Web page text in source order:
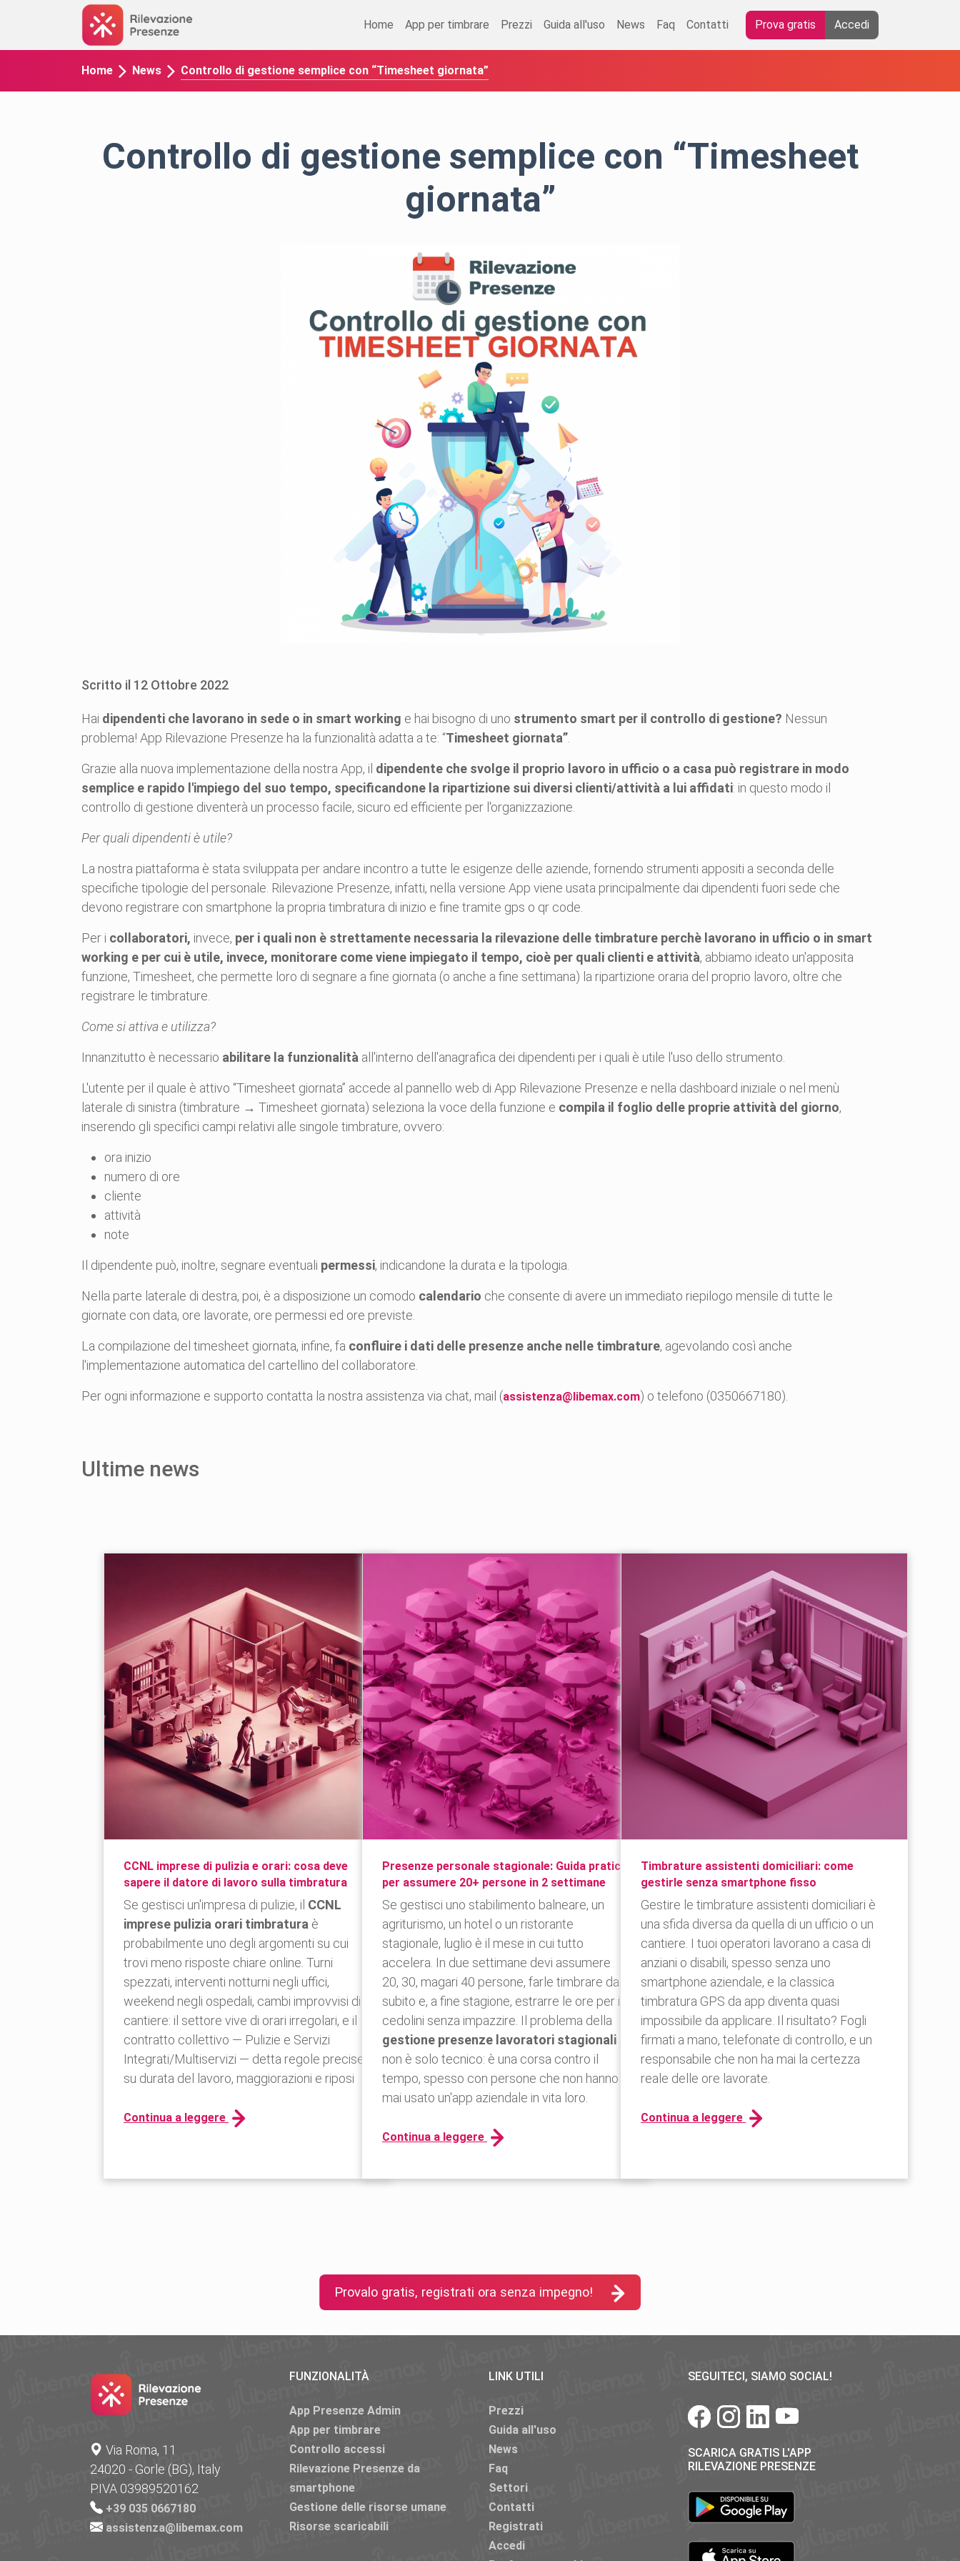
Home App per timbrare Prezzi Guida all'uso News Faq Contatti Prova gratis Accedi
Home News Controllo di gestione semplice con “Timesheet giornata”
Controllo di gestione semplice con “Timesheet
giornata”
Scritto il 12 Ottobre 2022
Hai dipendenti che lavorano in sede o in smart working e hai bisogno di uno strumento smart per il controllo di gestione? Nessun
problema! App Rilevazione Presenze ha la funzionalità adatta a te: “Timesheet giornata”
Grazie alla nuova implementazione della nostra App, il dipendente che svolge il proprio lavoro in ufficio o a casa può registrare in modo
semplice e rapido l'impiego del suo tempo, specificandone la ripartizione sui diversi clienti/attività a lui affidati: in questo modo il
controllo di gestione diventerà un processo facile, sicuro ed efficiente per l'organizzazione.
Per quali dipendenti è utile?
La nostra piattaforma è stata sviluppata per andare incontro a tutte le esigenze delle aziende, fornendo strumenti appositi a seconda delle
specifiche tipologie del personale. Rilevazione Presenze, infatti, nella versione App viene usata principalmente dai dipendenti fuori sede che
devono registrare con smartphone la propria timbratura di inizio e fine tramite gps o qr code.
Per i collaboratori, invece, per i quali non è strettamente necessaria la rilevazione delle timbrature perchè lavorano in ufficio o in smart
working e per cui è utile, invece, monitorare come viene impiegato il tempo, cioè per quali clienti e attività, abbiamo ideato un'apposita
funzione, Timesheet, che permette loro di segnare a fine giornata (o anche a fine settimana) la ripartizione oraria del proprio lavoro, oltre che
registrare le timbrature.
Come si attiva e utilizza?
Innanzitutto è necessario abilitare la funzionalità all'interno dell'anagrafica dei dipendenti per i quali è utile l'uso dello strumento.
L'utente per il quale è attivo “Timesheet giornata” accede al pannello web di App Rilevazione Presenze e nella dashboard iniziale o nel menù
laterale di sinistra (timbrature → Timesheet giornata) seleziona la voce della funzione e compila il foglio delle proprie attività del giorno,
inserendo gli specifici campi relativi alle singole timbrature, ovvero:
ora inizio
numero di ore
cliente
attività
note
Il dipendente può, inoltre, segnare eventuali permessi, indicandone la durata e la tipologia.
Nella parte laterale di destra, poi, è a disposizione un comodo calendario che consente di avere un immediato riepilogo mensile di tutte le
giornate con data, ore lavorate, ore permessi ed ore previste.
La compilazione del timesheet giornata, infine, fa confluire i dati delle presenze anche nelle timbrature, agevolando così anche
l'implementazione automatica del cartellino del collaboratore.
Per ogni informazione e supporto contatta la nostra assistenza via chat, mail (assistenza@libemax.com) o telefono (0350667180).
Ultime news
CCNL imprese di pulizia e orari: cosa deve
sapere il datore di lavoro sulla timbratura
Se gestisci un'impresa di pulizie, il CCNL
imprese pulizia orari timbratura è
probabilmente uno degli argomenti su cui
trovi meno risposte chiare online. Turni
spezzati, interventi notturni negli uffici,
weekend negli ospedali, cambi improvvisi di
cantiere: il settore vive di orari irregolari, e il
contratto collettivo — Pulizie e Servizi
Integrati/Multiservizi — detta regole precise
su durata del lavoro, maggiorazioni e riposi
Continua a leggere
Presenze personale stagionale: Guida pratica
per assumere 20+ persone in 2 settimane
Se gestisci uno stabilimento balneare, un
agriturismo, un hotel o un ristorante
stagionale, luglio è il mese in cui tutto
accelera. In due settimane devi assumere
20, 30, magari 40 persone, farle timbrare da
subito e, a fine stagione, estrarre le ore per i
cedolini senza impazzire. Il problema della
gestione presenze lavoratori stagionali
non è solo tecnico: è una corsa contro il
tempo, spesso con persone che non hanno
mai usato un'app aziendale in vita loro.
Continua a leggere
Timbrature assistenti domiciliari: come
gestirle senza smartphone fisso
Gestire le timbrature assistenti domiciliari è
una sfida diversa da quella di un ufficio o un
cantiere. I tuoi operatori lavorano a casa di
anziani o disabili, spesso senza uno
smartphone aziendale, e la classica
timbratura GPS da app diventa quasi
impossibile da applicare. Il risultato? Fogli
firmati a mano, telefonate di controllo, e un
responsabile che non ha mai la certezza
reale delle ore lavorate.
Continua a leggere
Provalo gratis, registrati ora senza impegno!
Via Roma, 11
24020 - Gorle (BG), Italy
P.IVA 03989520162
+39 035 0667180
assistenza@libemax.com
FUNZIONALITÀ
App Presenze Admin
App per timbrare
Controllo accessi
Rilevazione Presenze da
smartphone
Gestione delle risorse umane
Risorse scaricabili
LINK UTILI
Prezzi
Guida all'uso
News
Faq
Settori
Contatti
Registrati
Accedi
SEGUITECI, SIAMO SOCIAL!
SCARICA GRATIS L'APP
RILEVAZIONE PRESENZE